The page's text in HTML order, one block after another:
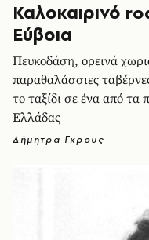
Καλοκαιρινό
Εύβοια
Πευκοδάση, ορεινά
παραθαλάσσιες
το ταξίδι σε ένα από τα
Ελλάδας
Δήμητρα Γκρους